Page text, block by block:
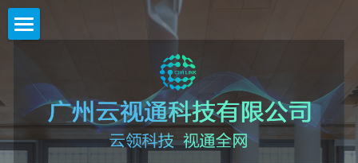
CIVi会议综合管理解决方案
CSM会议保障运维解决方案